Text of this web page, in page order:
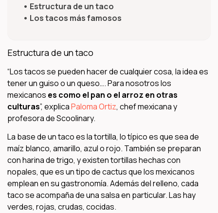
Estructura de un taco
Los tacos más famosos
Estructura de un taco
“Los tacos se pueden hacer de cualquier cosa, la idea es
tener un guiso o un queso…. Para nosotros los
mexicanos es como el pan o el arroz en otras
culturas”, explicaPaloma Ortiz, chef mexicana y
profesora de Scoolinary.
La base de un taco es la tortilla, lo típico es que sea de
maíz blanco, amarillo, azul o rojo. También se preparan
con harina de trigo, y existen tortillas hechas con
nopales, que es un tipo de cactus que los mexicanos
emplean en su gastronomía. Además del relleno, cada
taco se acompaña de una salsa en particular. Las hay
verdes, rojas, crudas, cocidas.